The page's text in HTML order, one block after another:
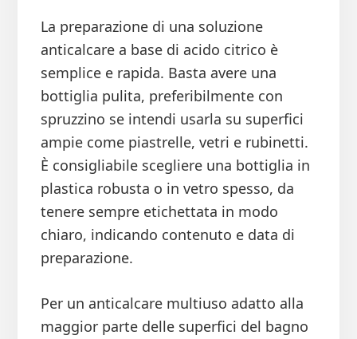
La preparazione di una soluzione
anticalcare a base di acido citrico è
semplice e rapida. Basta avere una
bottiglia pulita, preferibilmente con
spruzzino se intendi usarla su superfici
ampie come piastrelle, vetri e rubinetti.
È consigliabile scegliere una bottiglia in
plastica robusta o in vetro spesso, da
tenere sempre etichettata in modo
chiaro, indicando contenuto e data di
preparazione.
Per un anticalcare multiuso adatto alla
maggior parte delle superfici del bagno